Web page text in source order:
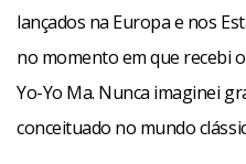
lançados na Europa e nos
no momento em que recebi
Yo-Yo Ma. Nunca imaginei
conceituado no mundo